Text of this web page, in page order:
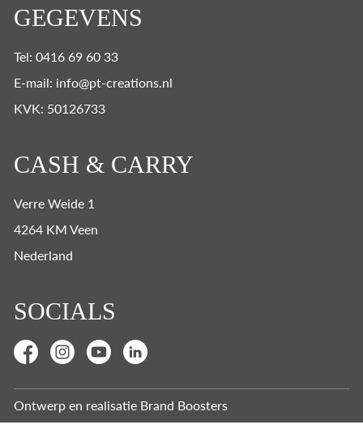
GEGEVENS
Tel: 0416 69 60 33
E-mail: info@pt-creations.nl
KVK: 50126733
CASH & CARRY
Verre Weide 1
4264 KM Veen
Nederland
SOCIALS
Ontwerp en realisatie Brand Boosters